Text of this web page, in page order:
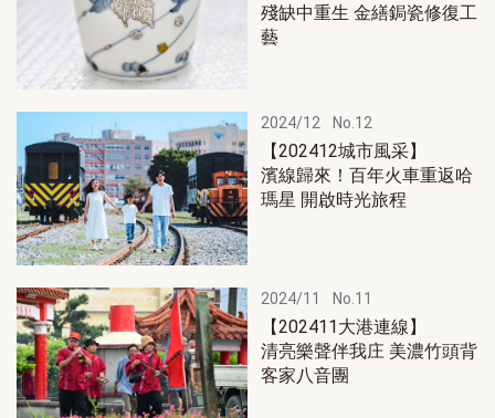
殘缺中重生 金繕鋦瓷修復工
藝
2024/12 No.12
【202412城市風采】
濱線歸來！百年火車重返哈
瑪星 開啟時光旅程
2024/11 No.11
【202411大港連線】
清亮樂聲伴我庄 美濃竹頭背
客家八音團